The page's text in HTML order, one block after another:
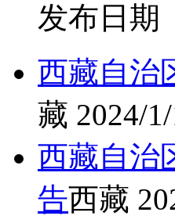
发布日期
西藏自治
藏 2024/
西藏自治
告西藏